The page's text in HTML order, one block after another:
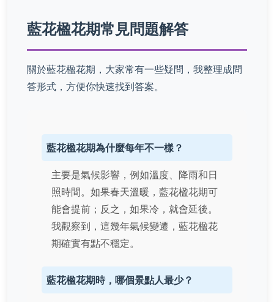
藍花楹花期常見問題解答
關於藍花楹花期，大家常有一些疑問，我整理成問
答形式，方便你快速找到答案。
藍花楹花期為什麼每年不一樣？
主要是氣候影響，例如溫度、降雨和日
照時間。如果春天溫暖，藍花楹花期可
能會提前；反之，如果冷，就會延後。
我觀察到，這幾年氣候變遷，藍花楹花
期確實有點不穩定。
藍花楹花期時，哪個景點人最少？